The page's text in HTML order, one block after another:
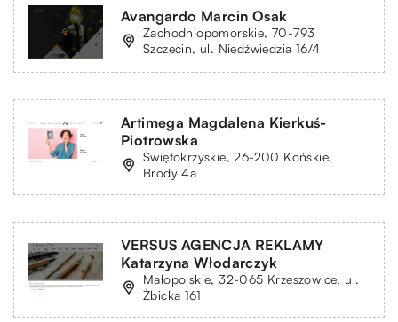
Avangardo Marcin Osak
Zachodniopomorskie, 70-793
Szczecin, ul. Niedźwiedzia 16/4
Artimega Magdalena Kierkuś-
Piotrowska
Świętokrzyskie, 26-200 Końskie,
Brody 4a
VERSUS AGENCJA REKLAMY
Katarzyna Włodarczyk
Małopolskie, 32-065 Krzeszowice, ul.
Żbicka 161